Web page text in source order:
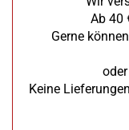
Ab 40
Gerne
Keine